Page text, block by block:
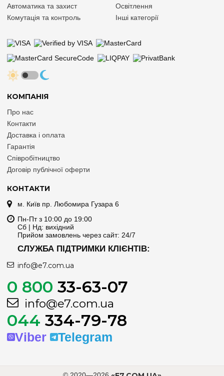
КОНТАКТИ
м. Київ пр. Любомира Гузара 6
Пн-Пт з 10:00 до 19:00
Сб | Нд: вихідний
Прийом замовлень через сайт: 24/7
СЛУЖБА ПІДТРИМКИ КЛІЄНТІВ:
info@e7.com.ua
0 800 33-63-07
info@e7.com.ua
044 334-79-78
Viber Telegram
КОМПАНІЯ
Про нас
Контакти
Доставка і оплата
Гарантія
Співробітництво
Договір публічної оферти
Автоматика та захист
Комутація та контроль
Освітлення
Інші категорії